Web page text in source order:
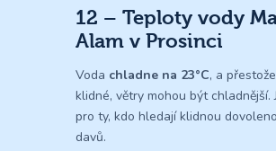
12 – Teploty vody
Alam v Prosinci
Voda chladne na 23°C, a
klidné, větry mohou být chladnější.
pro ty, kdo hledají klidnou
davů.